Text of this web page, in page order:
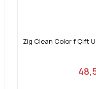
Zig Clean Color f Çift